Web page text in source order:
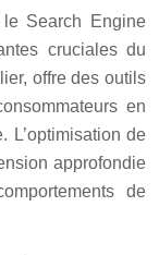
Search Engine
cruciales du
offre des outils
en
L’optimisation de
approfondie
de